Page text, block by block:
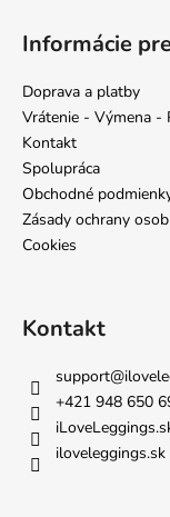
Informácie
Doprava a platby
Vrátenie - Výmena -
Kontakt
Spolupráca
Obchodné
Zásady ochrany
Cookies
Kontakt
support@
+421 948 650
iloveleggings.sk